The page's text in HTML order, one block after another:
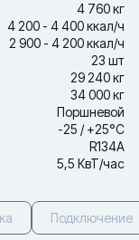
4 760 кг
4 200 - 4 400 ккал/ч
2 900 - 4 200 ккал/ч
23 шт
29 240 кг
34 000 кг
Поршневой
-25 / +25°С
R134A
5,5 КвТ/час
Подключение